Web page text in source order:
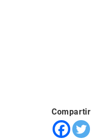
Compartir